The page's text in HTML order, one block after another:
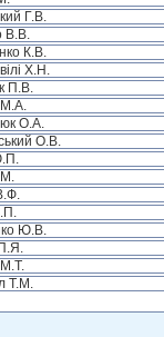
Г.В.
В.В.
К.В.
Х.Н.
П.В.
М.А.
О.А.
О.В.
Ю.В.
Т.М.